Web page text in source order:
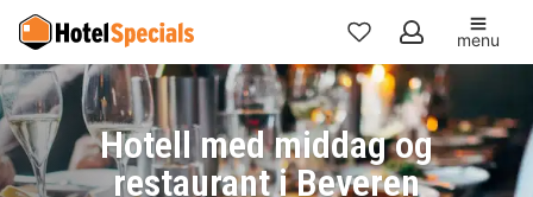
Mine
favoritter
menu
Hotell med middag og
restaurant i Beveren